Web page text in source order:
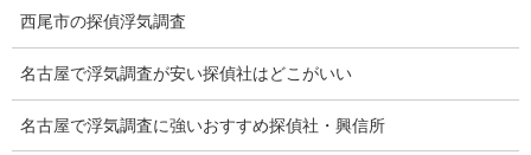
離婚手続
探偵社の要点
有責配偶者からの離婚
西尾市の探偵浮気調査
名古屋で浮気調査が安い探偵社はどこがいい
名古屋で浮気調査に強いおすすめ探偵社・興信所